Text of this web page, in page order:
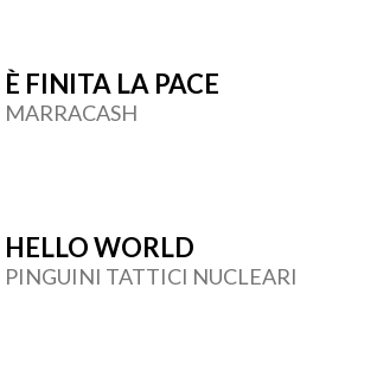
È FINITA LA PACE
MARRACASH
HELLO WORLD
PINGUINI TATTICI NUCLEARI